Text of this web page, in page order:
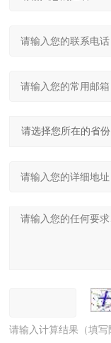
请输入计算结果（填